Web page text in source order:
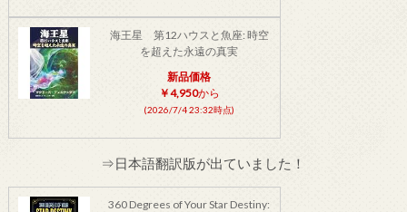
海王星 第12ハウスと魚座: 時空
を超えた永遠の真実
新品価格
￥4,950から
(2026/7/4 23:32時点)
⇒日本語翻訳版が出ていました！
360 Degrees of Your Star Destiny: